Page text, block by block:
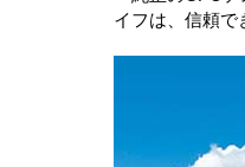
イフは、信頼で